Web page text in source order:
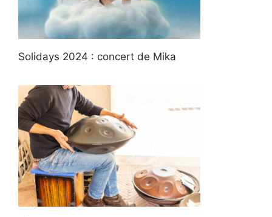
Solidays 2024 : concert de Mika